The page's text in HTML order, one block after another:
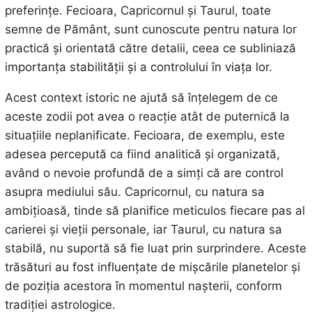
preferințe. Fecioara, Capricornul și Taurul, toate
semne de Pământ, sunt cunoscute pentru natura lor
practică și orientată către detalii, ceea ce subliniază
importanța stabilității și a controlului în viața lor.
Acest context istoric ne ajută să înțelegem de ce
aceste zodii pot avea o reacție atât de puternică la
situațiile neplanificate. Fecioara, de exemplu, este
adesea percepută ca fiind analitică și organizată,
având o nevoie profundă de a simți că are control
asupra mediului său. Capricornul, cu natura sa
ambițioasă, tinde să planifice meticulos fiecare pas al
carierei și vieții personale, iar Taurul, cu natura sa
stabilă, nu suportă să fie luat prin surprindere. Aceste
trăsături au fost influențate de mișcările planetelor și
de poziția acestora în momentul nașterii, conform
tradiției astrologice.